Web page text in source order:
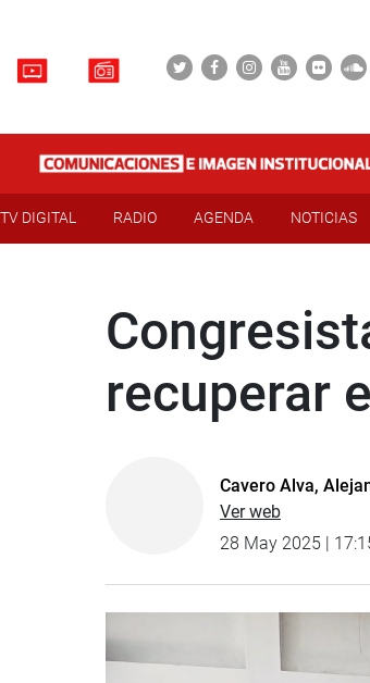
TV DIGITAL RADIO AGENDA NOTICIAS
recuperar
Cavero Alva,
Ver web
28 May 2025 |